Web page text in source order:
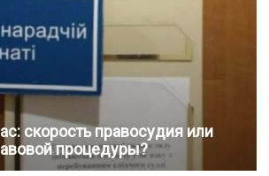
скорость правосудия или
процедуры?